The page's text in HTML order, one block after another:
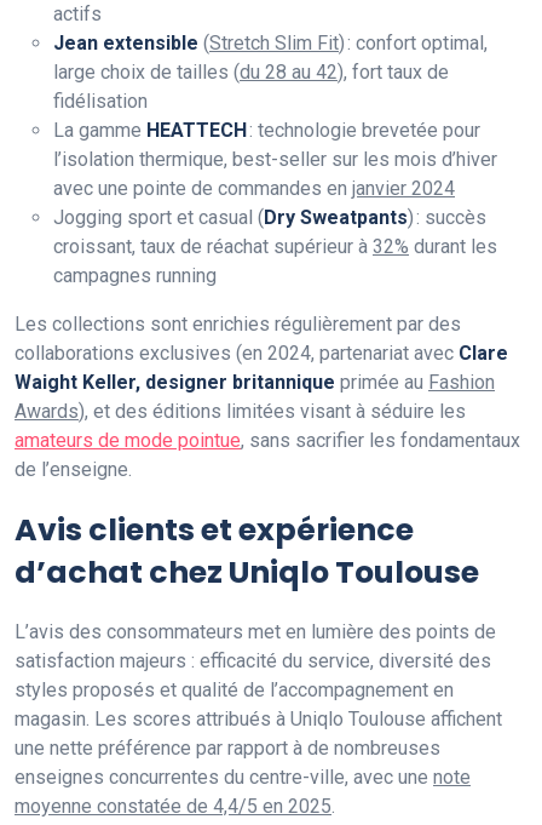
actifs
Jean extensible (Stretch Slim Fit) : confort optimal,
large choix de tailles (du 28 au 42), fort taux de
fidélisation
La gamme HEATTECH: technologie brevetée pour
l’isolation thermique, best-seller sur les mois d’hiver
avec une pointe de commandes en janvier 2024
Jogging sport et casual (Dry Sweatpants) : succès
croissant, taux de réachat supérieur à 32% durant les
campagnes running
Les collections sont enrichies régulièrement par des
collaborations exclusives (en 2024, partenariat avec Clare
Waight Keller, designer britannique primée au Fashion
Awards), et des éditions limitées visant à séduire les
amateurs de mode pointue, sans sacrifier les fondamentaux
de l’enseigne.
Avis clients et expérience
d’achat chez Uniqlo Toulouse
L’avis des consommateurs met en lumière des points de
satisfaction majeurs : efficacité du service, diversité des
styles proposés et qualité de l’accompagnement en
magasin. Les scores attribués à Uniqlo Toulouse affichent
une nette préférence par rapport à de nombreuses
enseignes concurrentes du centre-ville, avec une note
moyenne constatée de 4,4/5 en 2025